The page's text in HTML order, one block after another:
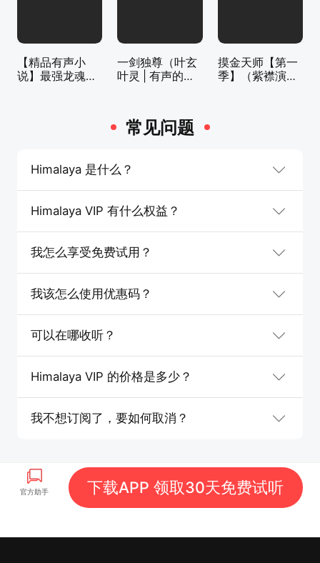
【精品有声小
说】最强龙魂丨
一剑独尊（叶玄
叶灵 | 有声的紫
摸金天师【第一
季】（紫襟演
常见问题
Himalaya 是什么？
Himalaya VIP 有什么权益？
我怎么享受免费试用？
我该怎么使用优惠码？
可以在哪收听？
Himalaya VIP 的价格是多少？
我不想订阅了，要如何取消？
官方助手 下载APP 领取30天免费试听